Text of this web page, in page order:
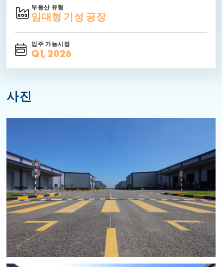
부동산 유형
임대형 기성 공장
입주 가능시점
Q1, 2026
사진